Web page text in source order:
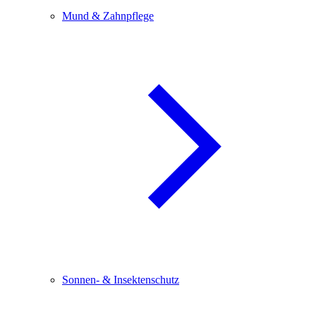
Mund & Zahnpflege
Sonnen- & Insektenschutz